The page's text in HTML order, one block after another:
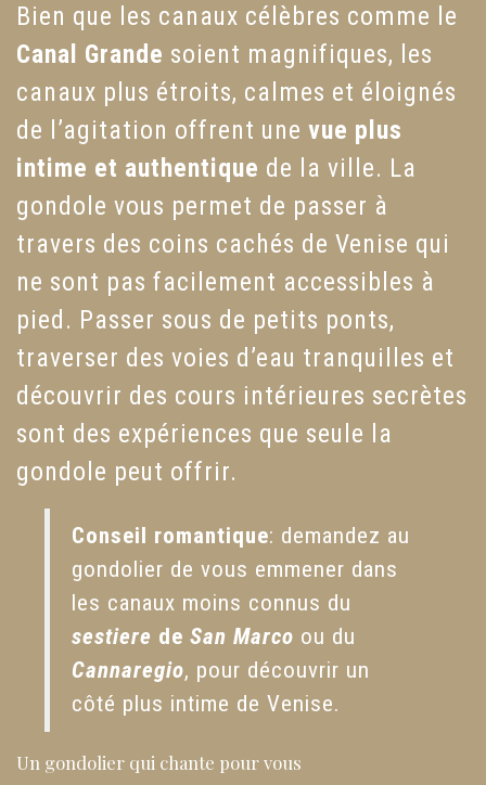
Bien que les canaux célèbres comme le
Canal Grande soient magnifiques, les
canaux plus étroits, calmes et éloignés
de l’agitation offrent une vue plus
intime et authentique de la ville. La
gondole vous permet de passer à
travers des coins cachés de Venise qui
ne sont pas facilement accessibles à
pied. Passer sous de petits ponts,
traverser des voies d’eau tranquilles et
découvrir des cours intérieures secrètes
sont des expériences que seule la
gondole peut offrir.
Conseil romantique: demandez au
gondolier de vous emmener dans
les canaux moins connus du
sestiere deSan Marco ou du
Cannaregio, pour découvrir un
côté plus intime de Venise.
Un gondolier qui chante pour vous